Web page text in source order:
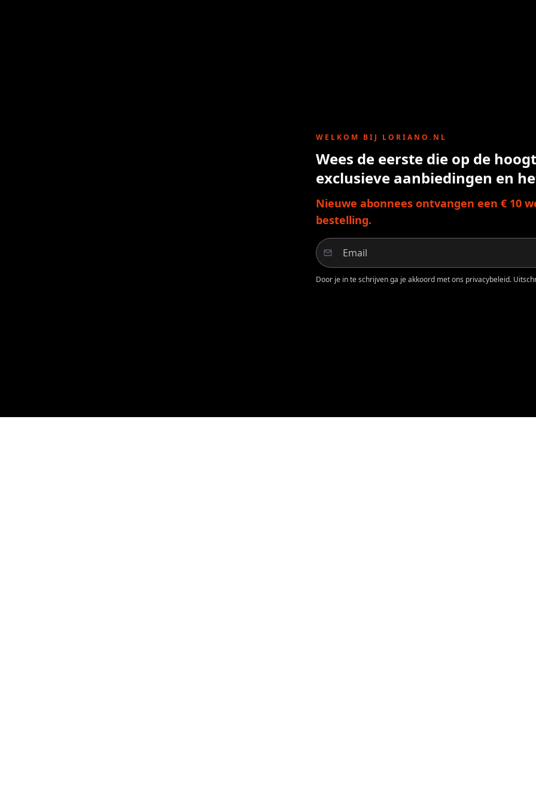
WELKOM BIJ LORIANO.NL
Wees de eerste die op de
exclusieve aanbiedingen en
Nieuwe abonnees ontvangen een € 10
bestelling.
Door je in te schrijven ga je akkoord met ons privacybeleid.